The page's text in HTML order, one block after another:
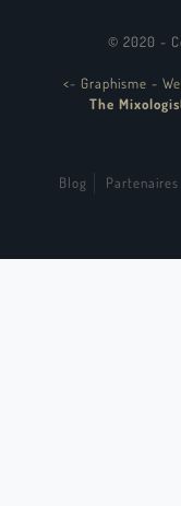
© 2020 -
<- Graphisme -
The
Blog Partenaires